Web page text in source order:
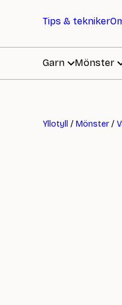
Tips & tekniker
Garn
Mönster
Yllotyll / Mönster/